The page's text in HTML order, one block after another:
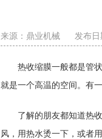
来源：鼎业机械 发布日
热收缩膜一般都是管
就是一个高温的空间。有
了解的朋友都知道热
风，用热水烫一下，或者